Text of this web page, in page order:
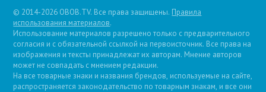
© 2014-2026 OBOB.TV. Все права защищены. Правила
использования материалов.
Использование материалов разрешено только с предварительного
согласия и с обязательной ссылкой на первоисточник. Все права на
изображения и тексты принадлежат их авторам. Мнение авторов
может не совпадать с мнением редакции.
На все товарные знаки и названия брендов, используемые на сайте,
распространяется законодательство по товарным знакам, и все они